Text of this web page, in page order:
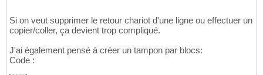
Si on veut supprimer le retour chariot d'une ligne ou effectuer un
copier/coller, ça devient trop compliqué.
J'ai également pensé à créer un tampon par blocs:
Code :